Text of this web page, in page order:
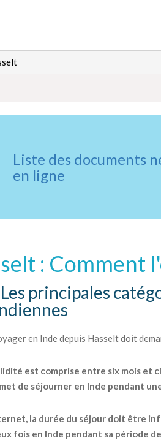
Liste des documents
en ligne
: Comment
principales
en Inde depuis Hasselt doit
est comprise entre six mois et
de séjourner en Inde pendant
la durée du séjour doit être
fois en Inde pendant sa période